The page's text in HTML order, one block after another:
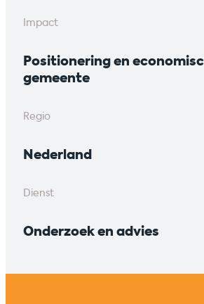
Impact
Positionering en
gemeente
Regio
Nederland
Dienst
Onderzoek en advies